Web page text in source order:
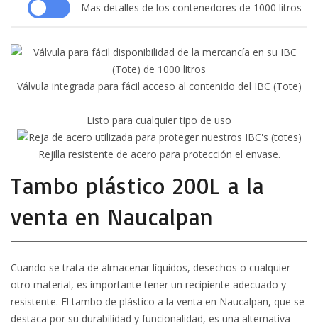
Mas detalles de los contenedores de 1000 litros
Válvula integrada para fácil acceso al contenido del IBC (Tote)
Listo para cualquier tipo de uso
Rejilla resistente de acero para protección el envase.
Tambo plástico 200L a la
venta en Naucalpan
Cuando se trata de almacenar líquidos, desechos o cualquier
otro material, es importante tener un recipiente adecuado y
resistente. El tambo de plástico a la venta en Naucalpan, que se
destaca por su durabilidad y funcionalidad, es una alternativa